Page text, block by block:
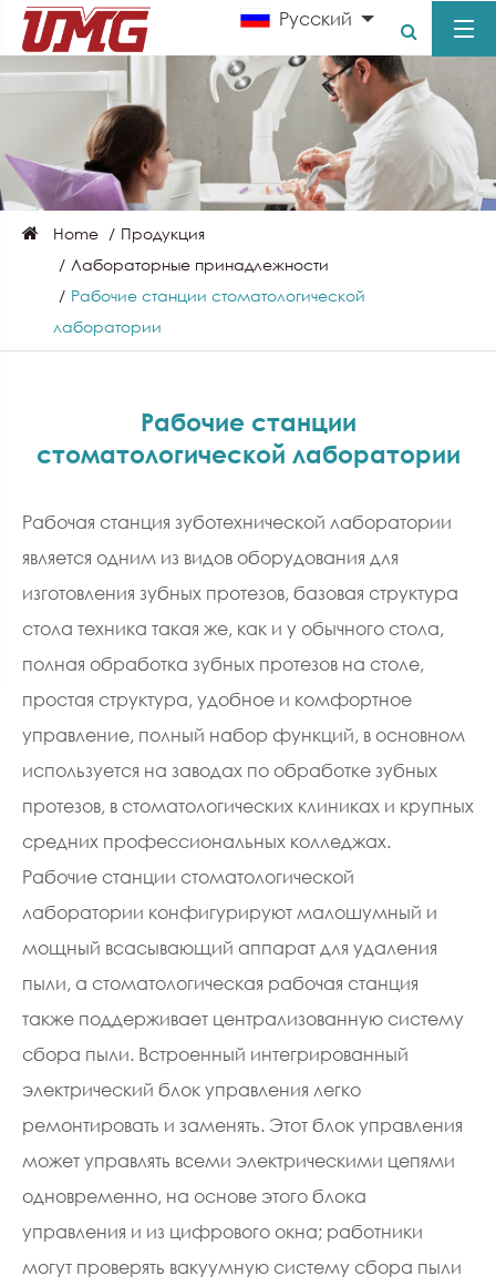
Pусский
Home
Продукция
Лабораторные принадлежности
Рабочие станции стоматологической
лаборатории
Рабочие станции
стоматологической лаборатории
Рабочая станция зуботехнической лаборатории
является одним из видов оборудования для
изготовления зубных протезов, базовая структура
стола техника такая же, как и у обычного стола,
полная обработка зубных протезов на столе,
простая структура, удобное и комфортное
управление, полный набор функций, в основном
используется на заводах по обработке зубных
протезов, в стоматологических клиниках и крупных
средних профессиональных колледжах.
Рабочие станции стоматологической
лаборатории конфигурируют малошумный и
мощный всасывающий аппарат для удаления
пыли, а стоматологическая рабочая станция
также поддерживает централизованную систему
сбора пыли. Встроенный интегрированный
электрический блок управления легко
ремонтировать и заменять. Этот блок управления
может управлять всеми электрическими цепями
одновременно, на основе этого блока
управления и из цифрового окна; работники
могут проверять вакуумную систему сбора пыли